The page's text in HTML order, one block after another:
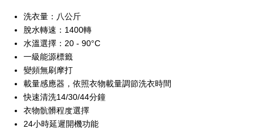
洗衣量：八公斤
脫水轉速：1400轉
水溫選擇：20 - 90°C
一級能源標籤
變頻無刷摩打
載量感應器，依照衣物載量調節洗衣時間
快速清洗14/30/44分鐘
衣物骯髒程度選擇
24小時延遲開機功能